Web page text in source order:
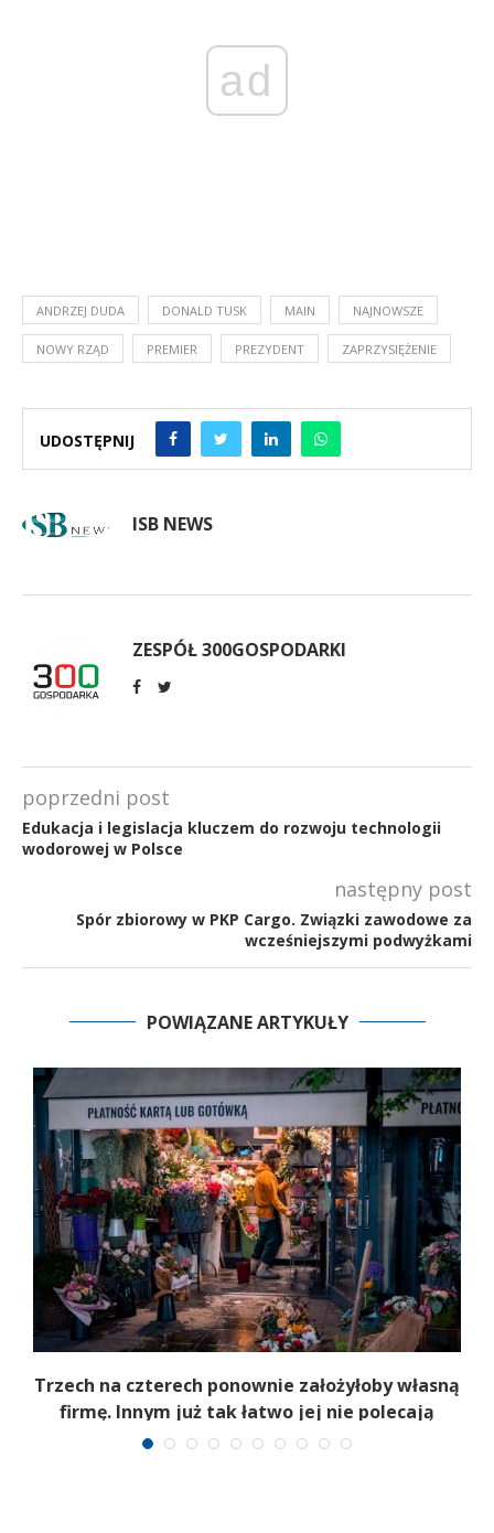
ad
ANDRZEJ DUDA DONALD TUSK MAIN NAJNOWSZE
NOWY RZĄD PREMIER PREZYDENT ZAPRZYSIĘŻENIE
UDOSTĘPNIJ
ISB NEWS
ZESPÓŁ 300GOSPODARKI
poprzedni post
Edukacja i legislacja kluczem do rozwoju technologii
wodorowej w Polsce
następny post
Spór zbiorowy w PKP Cargo. Związki zawodowe za
wcześniejszymi podwyżkami
POWIĄZANE ARTYKUŁY
Trzech na czterech ponownie założyłoby własną
firmę. Innym już tak łatwo jej nie polecają